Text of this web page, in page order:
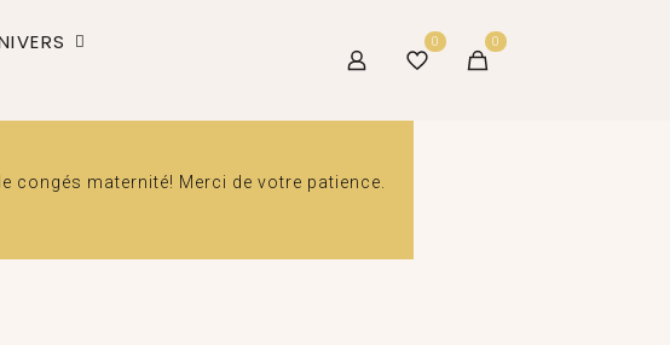
0 0
congés maternité! Merci de votre patience.